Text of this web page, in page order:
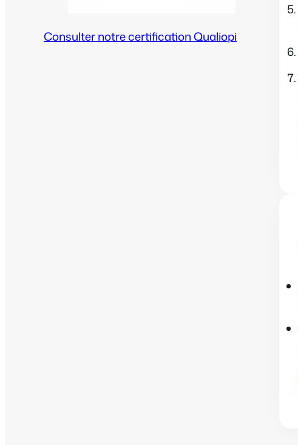
Consulter notre certification Qualiopi